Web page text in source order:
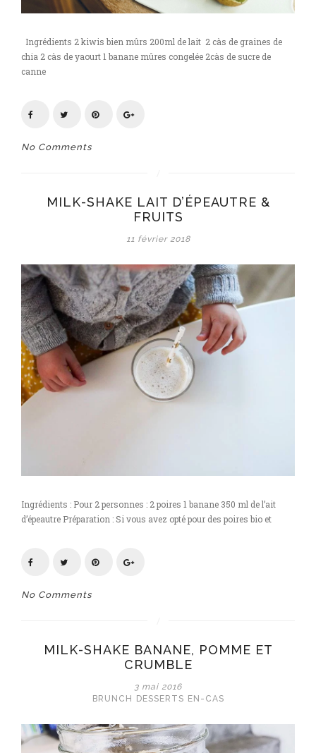
Ingrédients 2 kiwis bien mûrs 200ml de lait 2 càs de graines de
chia 2 càs de yaourt 1 banane mûres congelée 2càs de sucre de
canne
No Comments
MILK-SHAKE LAIT D’ÉPEAUTRE &
FRUITS
11 février 2018
Ingrédients : Pour 2 personnes : 2 poires 1 banane 350 ml de l’ait
d’épeautre Préparation : Si vous avez opté pour des poires bio et
No Comments
MILK-SHAKE BANANE, POMME ET
CRUMBLE
3 mai 2016
BRUNCH
DESSERTS EN-CAS